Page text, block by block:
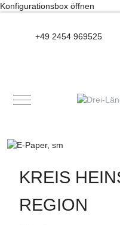
Konfigurationsbox öffnen
+49 2454 969525
Mobile Menu Toggle
KREIS
REGION